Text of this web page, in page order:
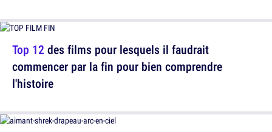
Top 12 des films pour lesquels il faudrait
commencer par la fin pour bien comprendre
l'histoire